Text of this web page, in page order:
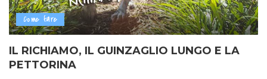
Come fare
IL RICHIAMO, IL GUINZAGLIO LUNGO E LA
PETTORINA